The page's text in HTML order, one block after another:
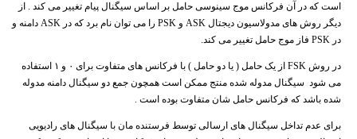
است که در آن فرکانس موج سینوسی حامل بر اساس سیگنال پیام تغییر می کند . از
دیگر روش های مدولاسیون دیجتال ASK و PSK را می توان نام برد که در ASK دامنه و
در PSK فاز موج حامل تغییر می کند.
در روش FSK از یک حامل ( یا دو حامل ) با فرکانس های متفاوت برای ۰ و ۱ استفاده
می شود سیگنال مدوله شده منتج ممکن است همچون جمع دو سیگنال دامنه مدوله
شده باشد که فرکانس حامل شان متفاوت بوده است .
برای عدم تداخل سیگنال های ارسالی توسط فرستنده مان با سیگنال های رادیویی